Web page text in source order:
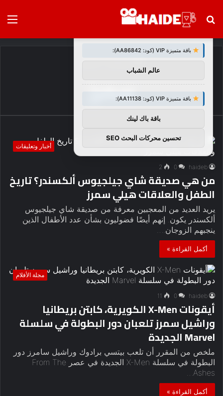
بحث
الرئيسية/سمرز
سمرز
أخبار وتعليقات
haideb
0
2
من هي صديقة شاي جيلجيوس ألكسندر؟ تاريخ
الطفل والعلاقات هيلي سمرز
يريد العديد من المعجبين معرفة من صديقة شاي جيلجيوس
ألكسندر يكون. إنهم أيضًا فضوليون بشأن عدد الأطفال الذين
ينجبهم الزوجان.…
أكمل القراءة »
مجلة الأفلام
haideb
0
11
أيقونات X-Men الكويرية، كابتن بريطانيا
وراشيل سمرز تلعبان دور البطولة في سلسلة
Marvel الجديدة
ملخص من المقرر أن تلعب بيتسي برادوك وراشيل سامرز دور
البطولة في سلسلة X-Men الجديدة في عصر From The
Ashes…
أكمل القراءة »
توصيات :
باقة متميزة VIP (كود: AA86842):
عالم الشباب
باقة متميزة VIP (كود: AA11138):
باقة باك لينك
تحسين محركات البحث SEO